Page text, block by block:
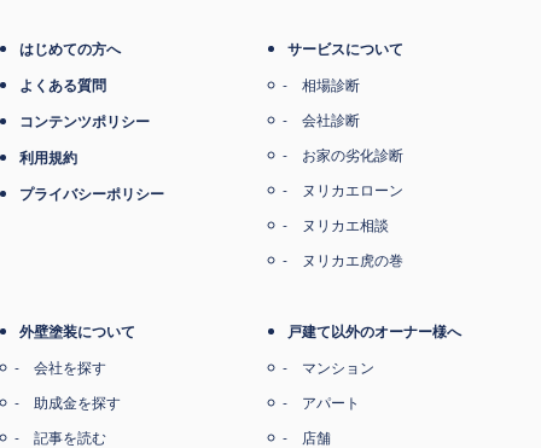
はじめての方へ
よくある質問
コンテンツポリシー
利用規約
プライバシーポリシー
サービスについて
相場診断
会社診断
お家の劣化診断
ヌリカエローン
ヌリカエ相談
ヌリカエ虎の巻
外壁塗装について
会社を探す
助成金を探す
記事を読む
戸建て以外のオーナー様へ
マンション
アパート
店舗